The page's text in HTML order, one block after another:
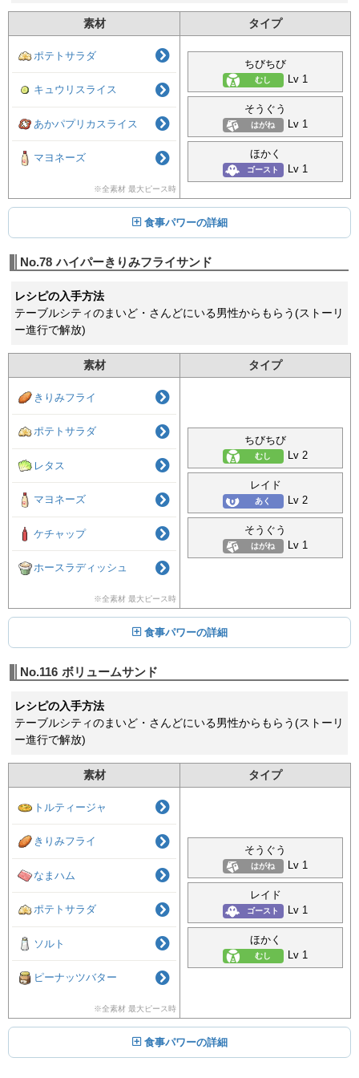
素材 タイプ
ポテトサラダ
キュウリスライス
あかパプリカスライス
マヨネーズ
※全素材 最大ピース時
ちびちび
むし Lv 1
そうぐう
はがね Lv 1
ほかく
ゴースト Lv 1
食事パワーの詳細
No.78 ハイパーきりみフライサンド
レシピの入手方法
テーブルシティのまいど・さんどにいる男性からもらう(ストーリ
ー進行で解放)
素材 タイプ
きりみフライ
ポテトサラダ
レタス
マヨネーズ
ケチャップ
ホースラディッシュ
※全素材 最大ピース時
ちびちび
むし Lv 2
レイド
あく Lv 2
そうぐう
はがね Lv 1
食事パワーの詳細
No.116 ボリュームサンド
レシピの入手方法
テーブルシティのまいど・さんどにいる男性からもらう(ストーリ
ー進行で解放)
素材 タイプ
トルティージャ
きりみフライ
なまハム
ポテトサラダ
ソルト
ピーナッツバター
※全素材 最大ピース時
そうぐう
はがね Lv 1
レイド
ゴースト Lv 1
ほかく
むし Lv 1
食事パワーの詳細